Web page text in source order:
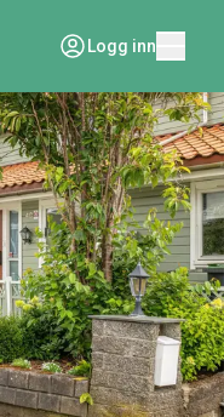
Logg inn